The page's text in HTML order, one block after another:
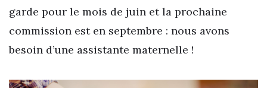
garde pour le mois de juin et la prochaine
commission est en septembre : nous avons
besoin d’une assistante maternelle !